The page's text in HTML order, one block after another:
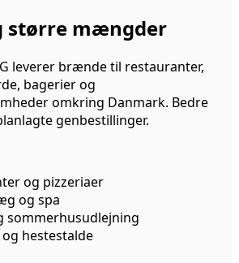
større mængder
leverer brænde til restauranter,
bagerier og
omkring Danmark. Bedre
genbestillinger.
og pizzeriaer
og spa
sommerhusudlejning
hestestalde